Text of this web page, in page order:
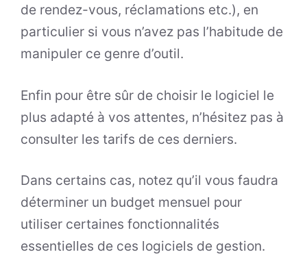
de rendez-vous, réclamations etc.), en
particulier si vous n’avez pas l’habitude de
manipuler ce genre d’outil.
Enfin pour être sûr de choisir le logiciel le
plus adapté à vos attentes, n’hésitez pas à
consulter les tarifs de ces derniers.
Dans certains cas, notez qu’il vous faudra
déterminer un budget mensuel pour
utiliser certaines fonctionnalités
essentielles de ces logiciels de gestion.